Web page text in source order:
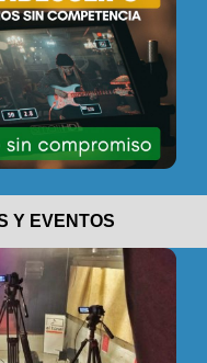
Y EVENTOS